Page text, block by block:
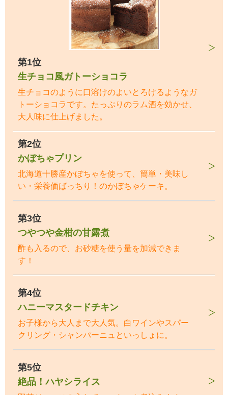
第1位
生チョコ風ガトーショコラ
生チョコのように口溶けのよいとろけるようなガ
トーショコラです。たっぷりのラム酒を効かせ、
大人味に仕上げました。
第2位
かぼちゃプリン
北海道十勝産かぼちゃを使って、簡単・美味し
い・栄養価ばっちり！のかぼちゃケーキ。
第3位
つやつや金柑の甘露煮
酢も入るので、お砂糖を使う量を加減できま
す！
第4位
ハニーマスタードチキン
お子様から大人まで大人気。白ワインやスパー
クリング・シャンパーニュといっしょに。
第5位
絶品！ハヤシライス